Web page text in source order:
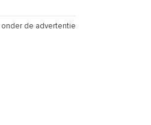
in Kweekpot
onder de advertentie